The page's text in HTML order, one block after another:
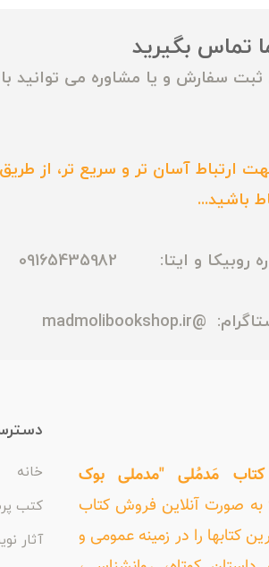
تماس بگیرید
ثبت سفارش و یا مشاوره می توانید
ارتباط آسان تر و سریع تر، از
باشید...
روبیکا و ایتا: 09165435982
@madmolibookshop.ir
کتاب مَدمُلی "مدملی بوک
، از سال 99 به صورت آنلاین فروش کتاب
کتابها را در زمینه عمومی و
خانه
کتب
آثار